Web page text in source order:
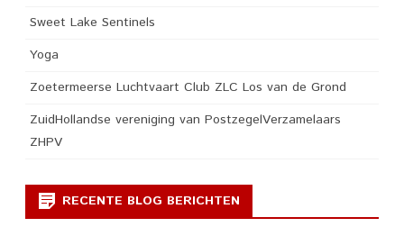
Sweet Lake Sentinels
Yoga
Zoetermeerse Luchtvaart Club ZLC Los van de Grond
ZuidHollandse vereniging van PostzegelVerzamelaars
ZHPV
RECENTE BLOG BERICHTEN